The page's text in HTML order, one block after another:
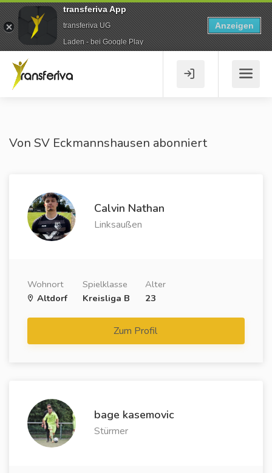
Von SV Eckmannshausen abonniert
Calvin Nathan
Linksaußen
Wohnort
Altdorf
Spielklasse
Kreisliga B
Alter
23
Zum Profil
bage kasemovic
Stürmer
transferiva App
transferiva UG
Laden - bei Google Play
Anzeigen